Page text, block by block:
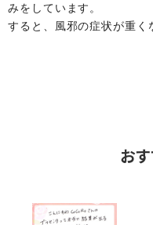
みをしています。
すると、風邪の症状が重く
お